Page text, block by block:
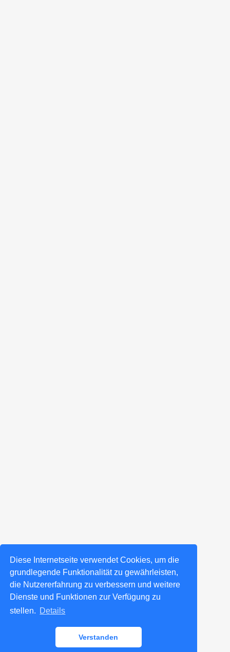
Diese Internetseite verwendet Cookies, um die
grundlegende Funktionalität zu gewährleisten,
die Nutzererfahrung zu verbessern und weitere
Dienste und Funktionen zur Verfügung zu
stellen. Details
Verstanden